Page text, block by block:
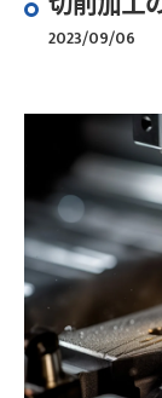
2023/09/06